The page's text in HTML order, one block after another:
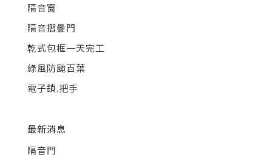
隔音窗
隔音摺疊門
乾式包框一天完工
綠風防颱百葉
電子鎖.把手
最新消息
隔音門